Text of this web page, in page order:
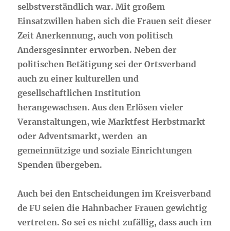
selbstverständlich war. Mit großem
Einsatzwillen haben sich die Frauen seit dieser
Zeit Anerkennung, auch von politisch
Andersgesinnter erworben. Neben der
politischen Betätigung sei der Ortsverband
auch zu einer kulturellen und
gesellschaftlichen Institution
herangewachsen. Aus den Erlösen vieler
Veranstaltungen, wie Marktfest Herbstmarkt
oder Adventsmarkt, werden an
gemeinnützige und soziale Einrichtungen
Spenden übergeben.
Auch bei den Entscheidungen im Kreisverband
de FU seien die Hahnbacher Frauen gewichtig
vertreten. So sei es nicht zufällig, dass auch im